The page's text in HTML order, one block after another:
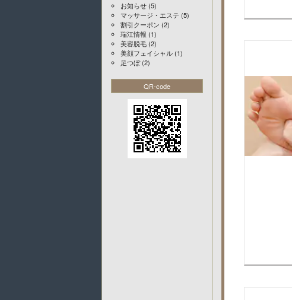
お知らせ (5)
マッサージ・エステ (5)
割引クーポン (2)
瑞江情報 (1)
美容脱毛 (2)
美顔フェイシャル (1)
足つぼ(2)
QR-code